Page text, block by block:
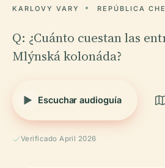
KARLOVY VARY REPÚBLICA
Q: ¿Cuánto cuestan las
Mlýnská kolonáda?
Escuchar audioguía
Verificado April 2026